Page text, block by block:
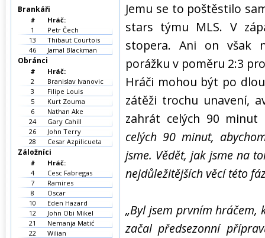
Jemu se to poštěstilo
stars týmu MLS. V
stopera. Ani on však
porážku v poměru 2:3
Hráči mohou být po
zátěži trochu unavení,
zahrát celých 90 minut
celých 90 minut,
jsme. Vědět, jak jsme na
nejdůležitějších věcí této
„Byl jsem prvním hráčem,
začal předsezonní
Brankáři
#
Hráč:
1
Petr Čech
13
Thibaut Courtois
46
Jamal Blackman
Obránci
#
Hráč:
2
Branislav Ivanovic
3
Filipe Louis
5
Kurt Zouma
6
Nathan Ake
24
Gary Cahill
26
John Terry
28
Cesar Azpilicueta
Záložníci
#
Hráč:
4
Cesc Fabregas
7
Ramires
8
Oscar
10
Eden Hazard
12
John Obi Mikel
21
Nemanja Matić
22
Wilian